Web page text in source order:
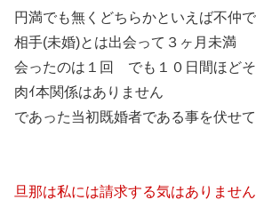
円満でも無くどちらかといえば不仲
相手(未婚)とは出会って３ヶ月未満
会ったのは１回 でも１０日間ほど
肉ｲ本関係はありません
であった当初既婚者である事を伏せ
旦那は私には請求する気はありませ